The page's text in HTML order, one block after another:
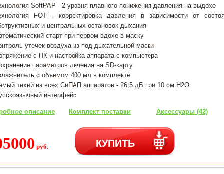
SoftPAP - 2 уровня плавного понижения давления на выдохе
FOT - корректировка давления в зависимости от
и центральных остановок дыхания
старт при первом вдохе в маску
утечек воздуха из-под дыхательной маски
с ПК и настройка аппарата с компьютера
параметров лечения на SD-карту
с объемом 400 мл в комплекте
тихий из всех СиПАП аппаратов - 26,5 дБ при 10 см H2O
интерфейс
описание Комплект поставки Аксессуары (42)
руб. КУПИТЬ